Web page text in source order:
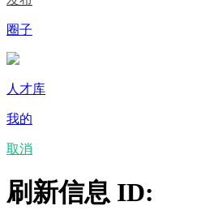
圈子
人才库
我的
取消
刷新信息 ID: